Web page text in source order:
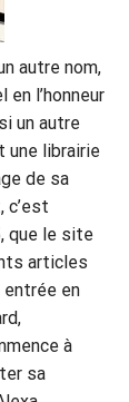
autre nom,
en l’honneur
un autre
une librairie
de sa
c’est
que le site
articles
en
à
sa